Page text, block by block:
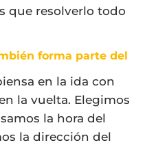
que resolverlo todo
forma parte del
en la ida con
la vuelta. Elegimos
la hora del
la dirección del